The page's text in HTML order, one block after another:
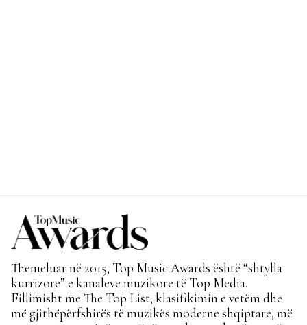
Themeluar në 2015, Top Music Awards është “shtylla
kurrizore” e kanaleve muzikore të Top Media.
Fillimisht me The Top List, klasifikimin e vetëm dhe
më gjithëpërfshirës të muzikës moderne shqiptare, më